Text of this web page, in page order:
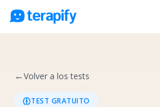
Precios
←Volver a los tests
TEST GRATUITO